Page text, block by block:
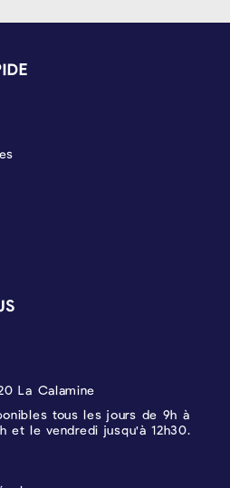
La Calamine
tous les jours de 9h à
et le vendredi jusqu'à 12h30.